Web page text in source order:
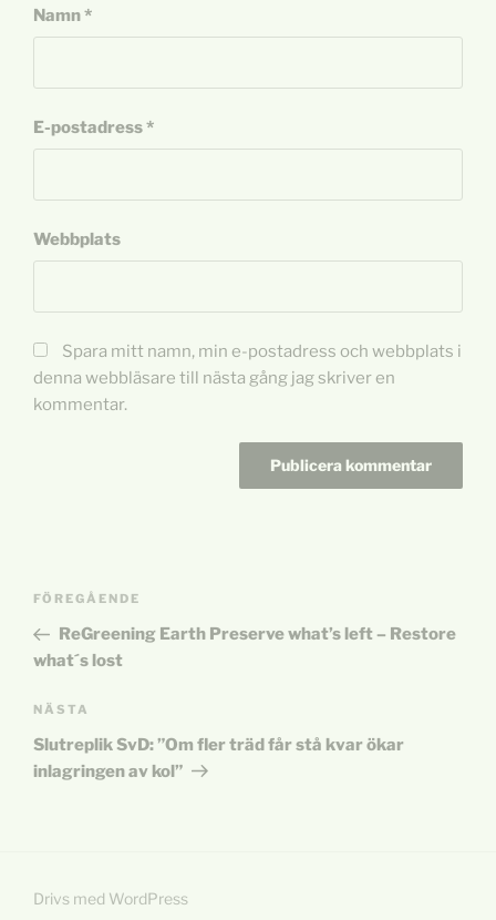
Namn*
E-postadress*
Webbplats
Spara mitt namn, min e-postadress och webbplats i
denna webbläsare till nästa gång jag skriver en
kommentar.
Inläggsnavigering
Föregående
inlägg
FÖREGÅENDE
ReGreening Earth Preserve what’s left – Restore
what´s lost
Nästa
inlägg
NÄSTA
Slutreplik SvD: ”Om fler träd får stå kvar ökar
inlagringen av kol”
Drivs med WordPress